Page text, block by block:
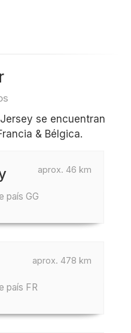
se encuentran
& Bélgica.
aprox. 46 km
país GG
aprox. 478 km
país FR